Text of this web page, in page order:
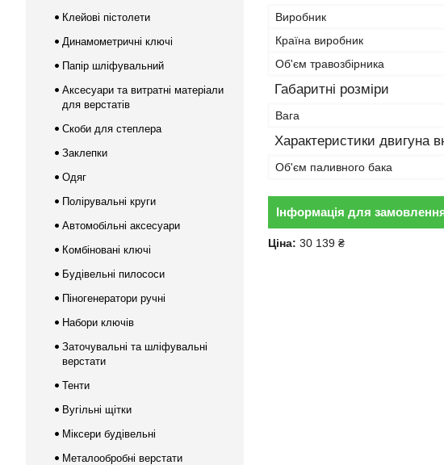
Виробник
Країна виробник
Об'єм травозбірника
Габаритні розміри
Вага
Характеристики двигуна
Об'єм паливного бака
Інформація для
Ціна: 30 139 ₴
Клейові пістолети
Динамометричні ключі
Папір шліфувальний
Аксесуари та витратні матеріали
для верстатів
Скоби для степлера
Заклепки
Одяг
Полірувальні круги
Автомобільні аксесуари
Комбіновані ключі
Будівельні пилососи
Піногенератори ручні
Набори ключів
Заточувальні та шліфувальні
верстати
Тенти
Вугільні щітки
Міксери будівельні
Металообробні верстати